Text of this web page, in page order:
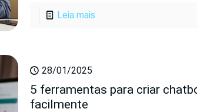
Leia mais
28/01/2025
5 ferramentas para criar
facilmente